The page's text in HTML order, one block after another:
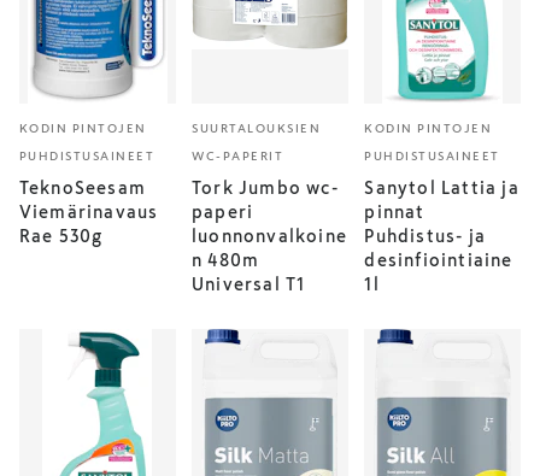
KODIN PINTOJEN
PUHDISTUSAINEET
TeknoSeesam
Viemärinavaus
Rae 530g
SUURTALOUKSIEN
WC-PAPERIT
Tork Jumbo wc-
paperi
luonnonvalkoine
n 480m
Universal T1
KODIN PINTOJEN
PUHDISTUSAINEET
Sanytol Lattia ja
pinnat
Puhdistus- ja
desinfiointiaine
1l